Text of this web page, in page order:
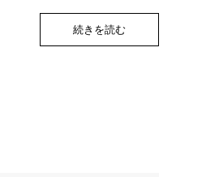
続きを読む